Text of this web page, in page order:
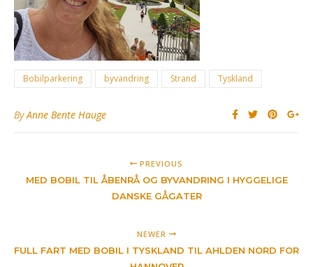
Bobilparkering byvandring Strand Tyskland
ByAnne Bente Hauge
PREVIOUS
MED BOBIL TIL ÅBENRÅ OG BYVANDRING I HYGGELIGE
DANSKE GÅGATER
NEWER
FULL FART MED BOBIL I TYSKLAND TIL AHLDEN NORD FOR